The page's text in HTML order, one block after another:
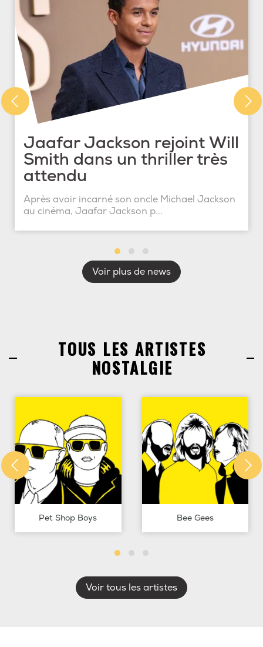
Jaafar Jackson rejoint Will
Smith dans un thriller très
attendu
Après avoir incarné son oncle Michael Jackson
au cinéma, Jaafar Jackson p...
Voir plus de news
TOUS LES ARTISTES
NOSTALGIE
Pet Shop Boys Bee Gees
Voir tous les artistes